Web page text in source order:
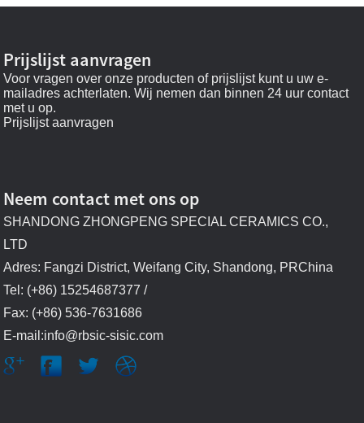
Prijslijst aanvragen
Voor vragen over onze producten of prijslijst kunt u uw e-
mailadres achterlaten. Wij nemen dan binnen 24 uur contact
met u op.
Prijslijst aanvragen
Neem contact met ons op
SHANDONG ZHONGPENG SPECIAL CERAMICS CO.,
LTD
Adres: Fangzi District, Weifang City, Shandong, PRChina
Tel: (+86) 15254687377 /
Fax: (+86) 536-7631686
E-mail:info@rbsic-sisic.com